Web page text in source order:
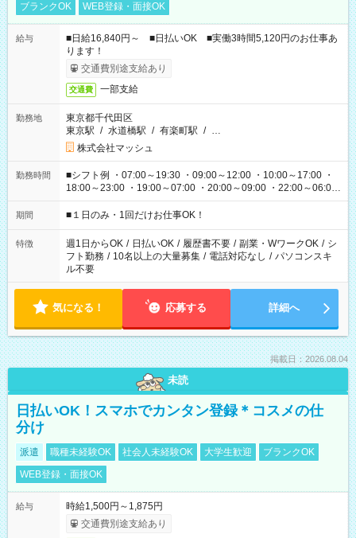
ブランクOK
WEB登録・面接OK
給与
■日給16,840円～ ■日払いOK ■実働3時間5,120円のお仕事あ
ります！
交通費別途支給あり
交通費 一部支給
勤務地
東京都千代田区
東京駅 / 水道橋駅 / 有楽町駅 / …
株式会社マッシュ
勤務時間
■シフト例 ・07:00～19:30 ・09:00～12:00 ・10:00～17:00 ・
18:00～23:00 ・19:00～07:00 ・20:00～09:00 ・22:00～06:00
etc ★最短で3時間で5,120円のお仕事から 15時間で2万円近く稼
げるお仕事も！ ご希望のお時間に合わせてご紹介！ ※シフトは
ください！
期間 ■１日のみ・1回だけお仕事OK！
特徴 週1日からOK / 日払いOK / 履歴書不要 / 副業・WワークOK / シ
フト勤務 / 10名以上の大量募集 / 電話対応なし / パソコンスキ
ル不要
気になる！ 応募する 詳細へ
掲載日：2026.08.04
未読
日払いOK！スマホでカンタン登録＊コスメの仕
分け
派遣 職種未経験OK 社会人未経験OK 大学生歓迎
ブランクOK
WEB登録・面接OK
給与
時給1,500円～1,875円
交通費別途支給あり